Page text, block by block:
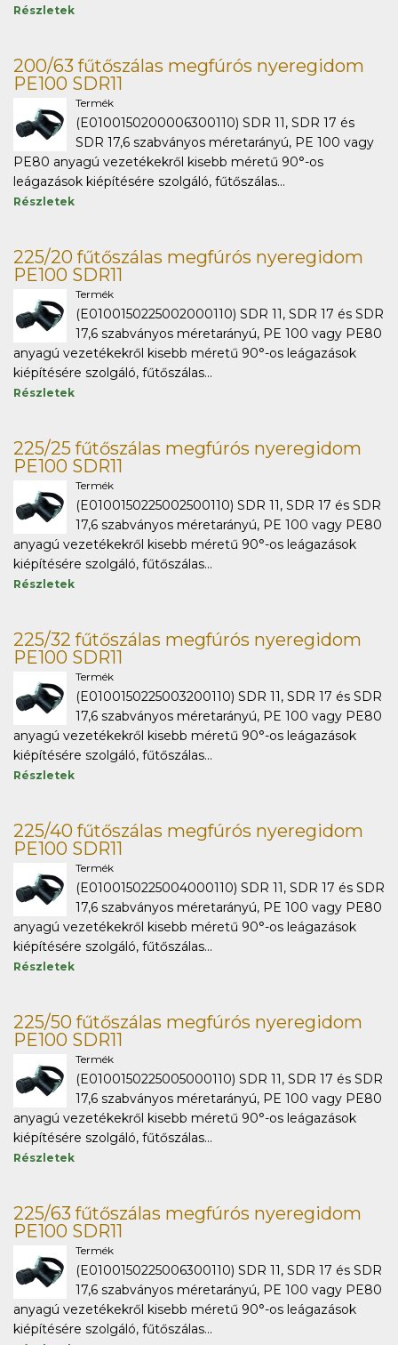
Részletek
200/63 fűtőszálas megfúrós nyeregidom
PE100 SDR11
Termék
(E0100150200006300110) SDR 11, SDR 17 és
SDR 17,6 szabványos méretarányú, PE 100 vagy
PE80 anyagú vezetékekről kisebb méretű 90°-os
leágazások kiépítésére szolgáló, fűtőszálas...
Részletek
225/20 fűtőszálas megfúrós nyeregidom
PE100 SDR11
Termék
(E0100150225002000110) SDR 11, SDR 17 és SDR
17,6 szabványos méretarányú, PE 100 vagy PE80
anyagú vezetékekről kisebb méretű 90°-os leágazások
kiépítésére szolgáló, fűtőszálas...
Részletek
225/25 fűtőszálas megfúrós nyeregidom
PE100 SDR11
Termék
(E0100150225002500110) SDR 11, SDR 17 és SDR
17,6 szabványos méretarányú, PE 100 vagy PE80
anyagú vezetékekről kisebb méretű 90°-os leágazások
kiépítésére szolgáló, fűtőszálas...
Részletek
225/32 fűtőszálas megfúrós nyeregidom
PE100 SDR11
Termék
(E0100150225003200110) SDR 11, SDR 17 és SDR
17,6 szabványos méretarányú, PE 100 vagy PE80
anyagú vezetékekről kisebb méretű 90°-os leágazások
kiépítésére szolgáló, fűtőszálas...
Részletek
225/40 fűtőszálas megfúrós nyeregidom
PE100 SDR11
Termék
(E0100150225004000110) SDR 11, SDR 17 és SDR
17,6 szabványos méretarányú, PE 100 vagy PE80
anyagú vezetékekről kisebb méretű 90°-os leágazások
kiépítésére szolgáló, fűtőszálas...
Részletek
225/50 fűtőszálas megfúrós nyeregidom
PE100 SDR11
Termék
(E0100150225005000110) SDR 11, SDR 17 és SDR
17,6 szabványos méretarányú, PE 100 vagy PE80
anyagú vezetékekről kisebb méretű 90°-os leágazások
kiépítésére szolgáló, fűtőszálas...
Részletek
225/63 fűtőszálas megfúrós nyeregidom
PE100 SDR11
Termék
(E0100150225006300110) SDR 11, SDR 17 és SDR
17,6 szabványos méretarányú, PE 100 vagy PE80
anyagú vezetékekről kisebb méretű 90°-os leágazások
kiépítésére szolgáló, fűtőszálas...